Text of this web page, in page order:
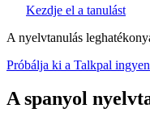
Kezdje el a tanulást
A nyelvtanulás
Próbálja ki a Talkpal ingyen
A spanyol